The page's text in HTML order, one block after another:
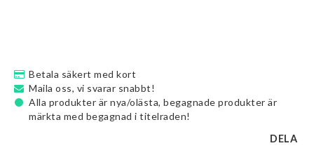
Betala säkert med kort
Maila oss, vi svarar snabbt!
Alla produkter är nya/olästa, begagnade produkter är
märkta med begagnad i titelraden!
DELA